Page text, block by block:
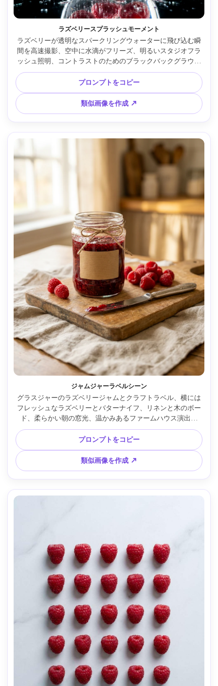
ラズベリースプラッシュモーメント
ラズベリーが透明なスパークリングウォーターに飛び込む瞬
間を高速撮影、空中に水滴がフリーズ、明るいスタジオフラ
ッシュ照明、コントラストのためのブラックバックグラウン
ド、Nikon D850、70-200mmレンズ135mm、f/8、超シャー
プなアクション構図、鮮明な反射、広告用ドリンクビジュア
ル --ar 4:5
プロンプトをコピー
類似画像を作成 ↗
ジャムジャーラベルシーン
グラスジャーのラズベリージャムとクラフトラベル、横には
フレッシュなラズベリーとバターナイフ、リネンと木のボー
ド、柔らかい朝の窓光、温かみあるファームハウス演出、
Sony A7R Vで撮影、50mmレンズ、f/2.8、浅い被写界深度、
暖色トーン、エディトリアルフードフォト --ar 4:5
プロンプトをコピー
類似画像を作成 ↗